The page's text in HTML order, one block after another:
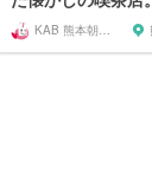
KAB 熊本朝日放送